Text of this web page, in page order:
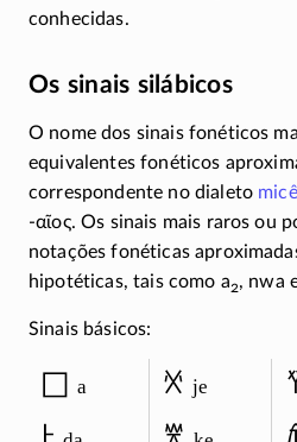
conhecidas.
Os sinais silábicos
O nome dos sinais fonéticos
equivalentes fonéticos
correspondente no dialeto
-αῖος. Os sinais mais raros ou
notações fonéticas
hipotéticas, tais como a2, nwa
Sinais básicos:
𐀀 a 𐀋je